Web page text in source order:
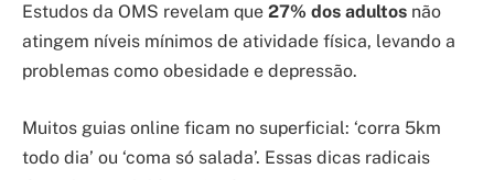
Estudos da OMS revelam que 27% dos adultos não
atingem níveis mínimos de atividade física, levando a
problemas como obesidade e depressão.
Muitos guias online ficam no superficial: ‘corra 5km
todo dia’ ou ‘coma só salada’. Essas dicas radicais